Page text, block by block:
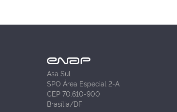
Asa Sul
SPO Área Especial 2-A
CEP 70.610-900
Brasília/DF